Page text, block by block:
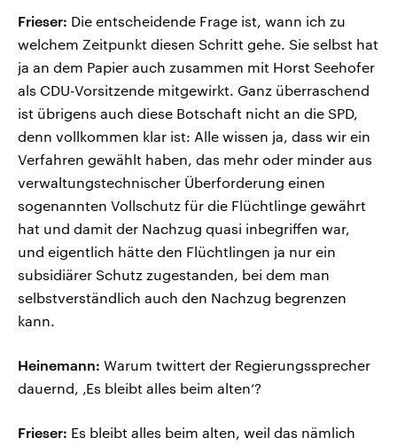
Frieser: Die entscheidende Frage ist, wann ich zu
welchem Zeitpunkt diesen Schritt gehe. Sie selbst hat
ja an dem Papier auch zusammen mit Horst Seehofer
als CDU-Vorsitzende mitgewirkt. Ganz überraschend
ist übrigens auch diese Botschaft nicht an die SPD,
denn vollkommen klar ist: Alle wissen ja, dass wir ein
Verfahren gewählt haben, das mehr oder minder aus
verwaltungstechnischer Überforderung einen
sogenannten Vollschutz für die Flüchtlinge gewährt
hat und damit der Nachzug quasi inbegriffen war,
und eigentlich hätte den Flüchtlingen ja nur ein
subsidiärer Schutz zugestanden, bei dem man
selbstverständlich auch den Nachzug begrenzen
kann.
Heinemann: Warum twittert der Regierungssprecher
dauernd, ‚Es bleibt alles beim alten‘?
Frieser: Es bleibt alles beim alten, weil das nämlich